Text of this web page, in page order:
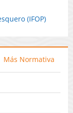
(IFOP)
Más Normativa